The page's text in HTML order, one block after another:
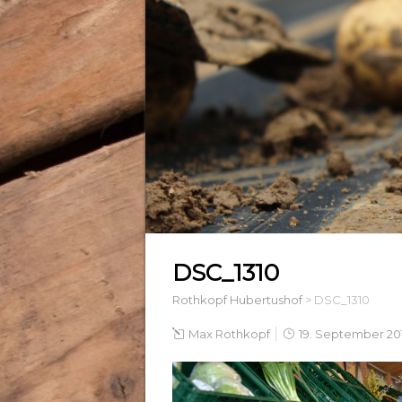
DSC_1310
Rothkopf Hubertushof> DSC_1310
Max Rothkopf 19. September